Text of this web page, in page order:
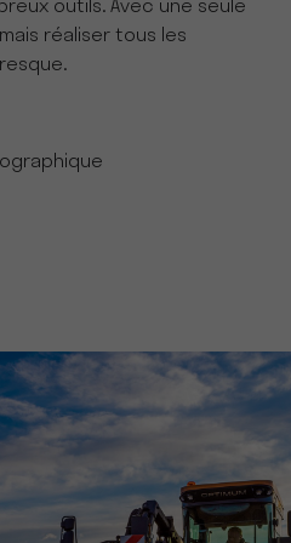
outils. Avec une seule
réaliser tous les